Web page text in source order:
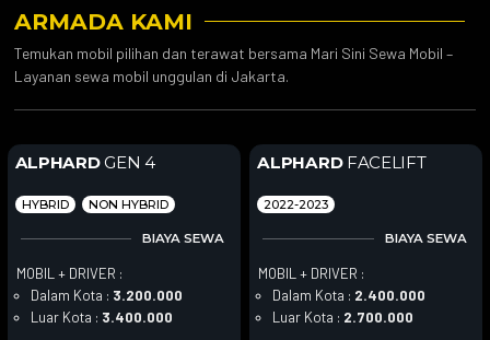
ARMADA KAMI
Temukan mobil pilihan dan terawat bersama Mari Sini Sewa Mobil –
Layanan sewa mobil unggulan di Jakarta.
ALPHARDGEN 4
HYBRID NON HYBRID
BIAYA SEWA
MOBIL + DRIVER :
Dalam Kota : 3.200.000
Luar Kota : 3.400.000
ALPHARD FACELIFT
2022-2023
BIAYA SEWA
MOBIL + DRIVER :
Dalam Kota : 2.400.000
Luar Kota : 2.700.000